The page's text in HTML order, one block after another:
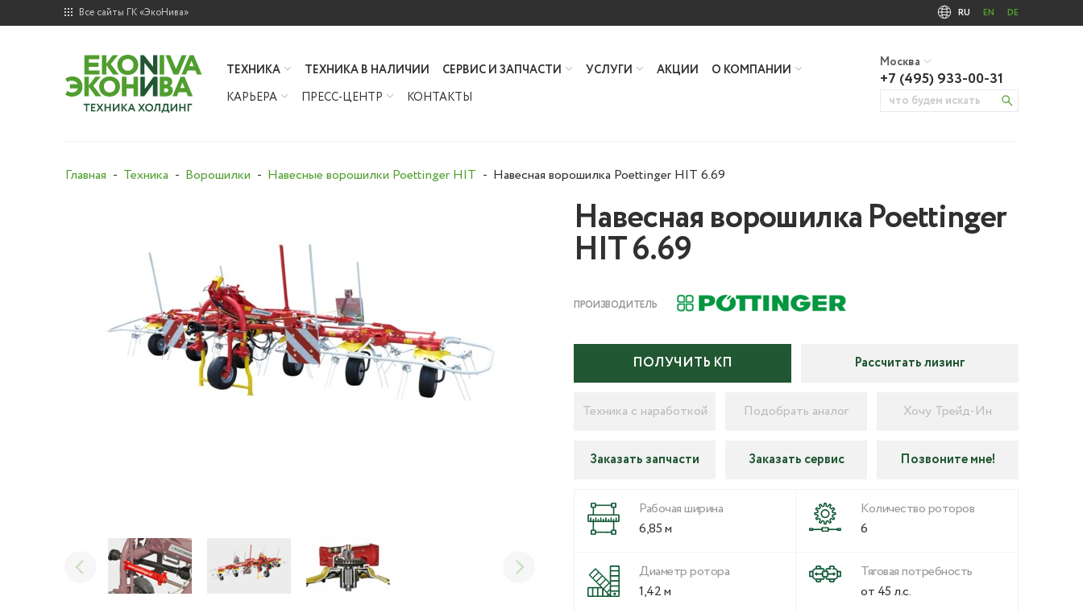
Все сайты ГК «ЭкоНива» RU EN DE
ТЕХНИКА ТЕХНИКА В НАЛИЧИИ СЕРВИС И ЗАПЧАСТИ УСЛУГИ АКЦИИ
О КОМПАНИИ
КАРЬЕРА
ПРЕСС-ЦЕНТР КОНТАКТЫ
Москва
+7 (495) 933-00-31
Главная Техника Ворошилки Навесные ворошилки Poettinger HIT Навесная ворошилка Poettinger HIT 6.69
Навесная ворошилка Poettinger
HIT 6.69
ПРОИЗВОДИТЕЛЬ
ПОЛУЧИТЬ КП Рассчитать лизинг
Техника с наработкой Подобрать аналог Хочу Трейд-Ин
Заказать запчасти Заказать сервис Позвоните мне!
Рабочая ширина
6,85 м
Количество роторов
6
Диаметр ротора
1,42 м
Тяговая потребность
от 45 л.с.